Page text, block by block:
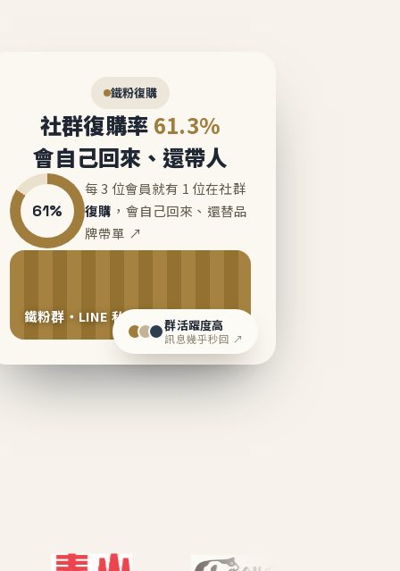
鐵粉復購
社群復購率 61.3%
會自己回來、還帶人
61%
每 3 位會員就有 1 位在社群
復購 ，會自己回來、還替品
牌帶單 ↗
鐵粉群・LINE 私域運營中群活躍度高
訊息幾乎秒回 ↗